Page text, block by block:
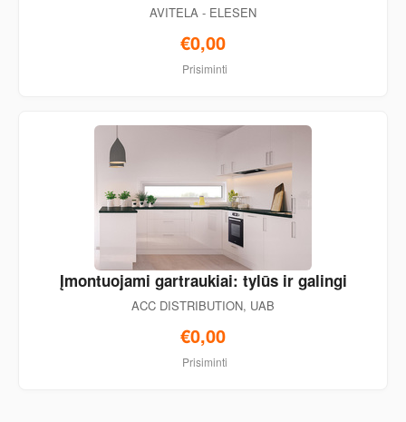
AVITELA - ELESEN
€0,00
Prisiminti
Įmontuojami gartraukiai: tylūs ir galingi
ACC DISTRIBUTION, UAB
€0,00
Prisiminti